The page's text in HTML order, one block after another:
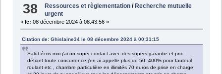
38 Ressources et règlementation / Recherche mutuelle
urgent
« le: 08 décembre 2024 à 08:43:56 »
Citation de: Ghislaine34 le 08 décembre 2024 à 00:31:15
Salut écris moi j’ai un super contact avec des supers garantie et prix
défiant toute concurrence j’en ai appelle plus de 50. 400% pour fauteuil
roulant etc , chambre particulière en illimités 70 euros de prise en charge